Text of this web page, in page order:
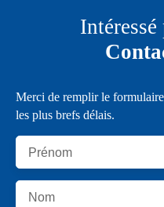
Intéressé
Merci de remplir le
les plus brefs délais.
Prénom
Nom